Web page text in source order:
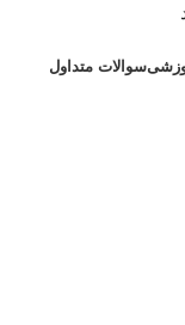
سوالات متداول